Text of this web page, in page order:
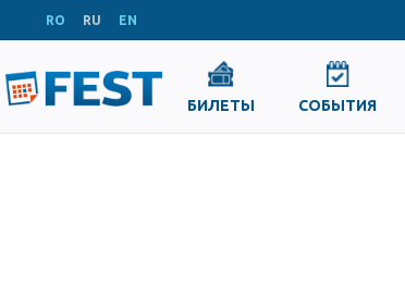
RO RU EN
БИЛЕТЫ СОБЫТИЯ